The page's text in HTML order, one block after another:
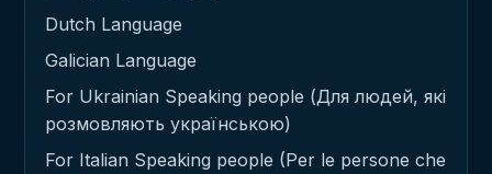
Dutch Language
Galician Language
For Ukrainian Speaking people (Для людей, які
розмовляють українською)
For Italian Speaking people (Per le persone che